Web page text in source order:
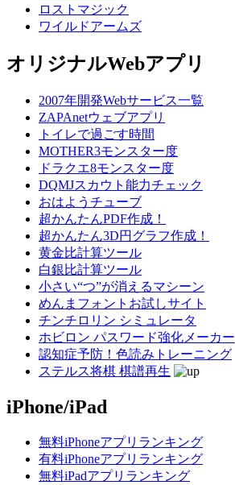
ロストマジック
ワイルドアームズ
オリジナルWebアプリ
2007年開発Webサービス一覧
ZAPAnetウェブアプリ
トイレで過ごす時間
MOTHER3モンスター度
ドラクエ8モンスター度
DQMJスカウト能力チェック
おはようチューブ
超かんたんPDF作成！
超かんたん3D円グラフ作成！
黄金比計算ツール
白銀比計算ツール
小さい“つ”が消えるマシーン
めんまフォントお試しサイト
チンチロリン シミュレータ
ホビロン パスワード強化メーカー
認知症予防！色読みトレーニング
ステルス将棋 棋譜再生
iPhone/iPad
無料iPhoneアプリランキング
有料iPhoneアプリランキング
無料iPadアプリランキング